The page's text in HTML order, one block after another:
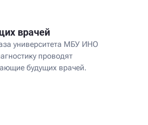
врачей
университета МБУ ИНО
проводят
будущих врачей.